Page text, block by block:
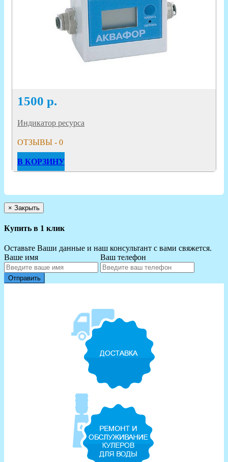
1500 р.
Индикатор ресурса
ОТЗЫВЫ - 0
В КОРЗИНУ
× Закрыть
Купить в 1 клик
Оставьте Ваши данные и наш консультант с вами свяжется.
Ваше имя
Ваш телефон
Отправить